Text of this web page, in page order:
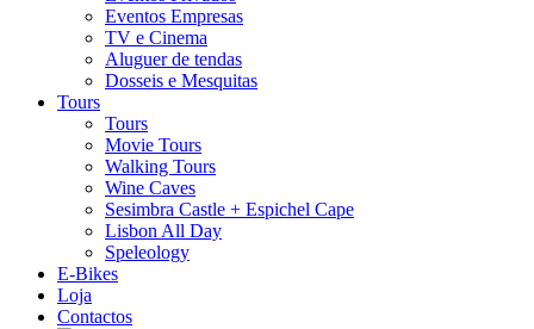
Eventos Empresas
TV e Cinema
Aluguer de tendas
Dosseis e Mesquitas
Tours
Tours
Movie Tours
Walking Tours
Wine Caves
Sesimbra Castle + Espichel Cape
Lisbon All Day
Speleology
E-Bikes
Loja
Contactos